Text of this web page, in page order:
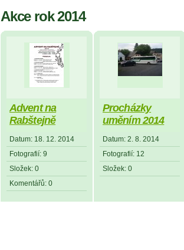
Akce rok 2014
Advent na
Rabštejně
Datum: 18. 12. 2014
Fotografií: 9
Složek: 0
Komentářů: 0
Procházky
uměním 2014
Datum: 2. 8. 2014
Fotografií: 12
Složek: 0